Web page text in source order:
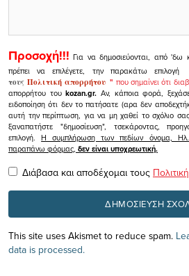
Προσοχή!!! Για να δημοσιεύονται, από 'δω
πρέπει να επιλέγετε, την παρακάτω επιλογή
τουςΠολιτική απορρήτου" που σημαίνει ότι
απορρήτου τουkozan.gr. Αν, κάποια φορά,
ειδοποίηση ότι δεν το πατήσατε (αρα δεν
αυτή την περίπτωση, για να μη χαθεί το σχόλιο
ξαναπατήστε "δημοσίευση", τσεκάροντας,
επιλογή.Η συμπλήρωση των πεδίων όνομα, Ηλ.
παραπάνω φόρμας, δεν είναι υποχρεωτική.
Διάβασα και αποδέχομαι τους
This site uses Akismet to reduce spam.
data is processed.